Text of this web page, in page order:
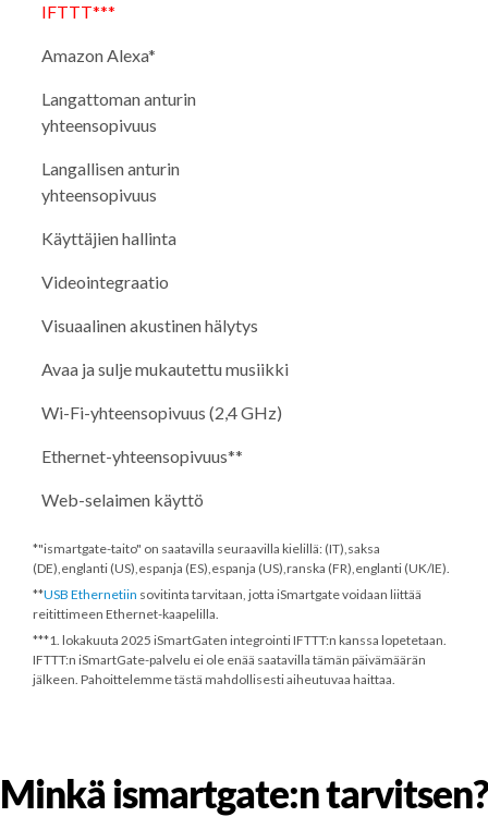
IFTTT***
Amazon Alexa*
Langattoman anturin
yhteensopivuus
Langallisen anturin
yhteensopivuus
Käyttäjien hallinta
Videointegraatio
Visuaalinen akustinen hälytys
Avaa ja sulje mukautettu musiikki
Wi-Fi-yhteensopivuus (2,4 GHz)
Ethernet-yhteensopivuus**
Web-selaimen käyttö
*"ismartgate-taito" on saatavilla seuraavilla kielillä: (IT),saksa
(DE),englanti (US),espanja (ES),espanja (US),ranska (FR),englanti (UK/IE).
**USB Ethernetiin sovitinta tarvitaan, jotta iSmartgate voidaan liittää
reitittimeen Ethernet-kaapelilla.
***1. lokakuuta 2025 iSmartGaten integrointi IFTTT:n kanssa lopetetaan.
IFTTT:n iSmartGate-palvelu ei ole enää saatavilla tämän päivämäärän
jälkeen. Pahoittelemme tästä mahdollisesti aiheutuvaa haittaa.
Minkä ismartgate:n tarvitsen?